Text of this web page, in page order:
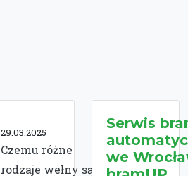
29.03.2025
Czemu różne
rodzaje wełny są
Serwis
we